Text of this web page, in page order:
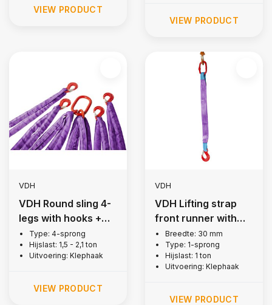
VIEW PRODUCT
VIEW PRODUCT
VDH
VDH Round sling 4-
legs with hooks +
latch, 1,5 ton
Type: 4-sprong
Hijslast: 1,5 - 2,1 ton
Uitvoering: Klephaak
VIEW PRODUCT
VDH
VDH Lifting strap
front runner with
flap hooks, 1 tonne
Breedte: 30 mm
Type: 1-sprong
Hijslast: 1 ton
Uitvoering: Klephaak
VIEW PRODUCT